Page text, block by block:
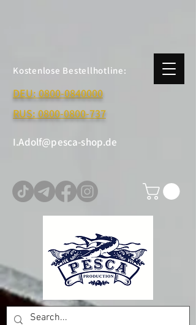
Kostenlose Bestellhotline:
DEU: 0800-0840000
RUS: 0800-0800-737
I.Adolf@pesca-shop.de